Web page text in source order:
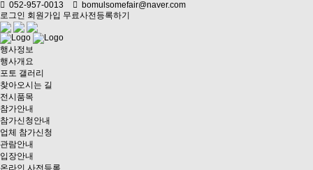
052-957-0013
bomulsomefair@naver.com
로그인 회원가입 무료사전등록하기
행사정보
행사개요
포토 갤러리
찾아오시는 길
전시품목
참가안내
참가신청안내
업체 참가신청
관람안내
입장안내
온라인 사전등록